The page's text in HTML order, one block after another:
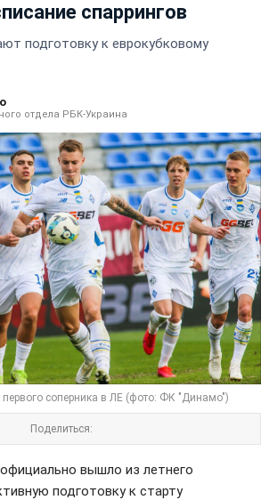
спаррингов
подготовку к еврокубковому
отдела РБК-Украина
первого соперника в ЛЕ (фото: ФК "Динамо")
Поделиться:
вышло из летнего
подготовку к старту